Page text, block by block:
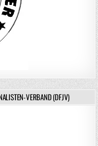
VERBAND (DFJV)